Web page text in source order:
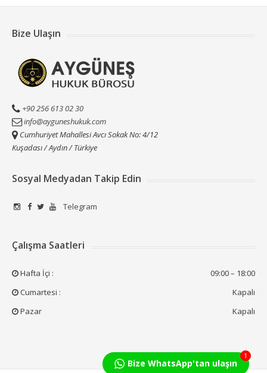
Bize Ulaşın
+90 256 613 02 30
info@ayguneshukuk.com
Cumhuriyet Mahallesi Avcı Sokak No: 4/12
Kuşadası / Aydın / Türkiye
Sosyal Medyadan Takip Edin
Telegram
Çalışma Saatleri
Hafta İçi :
09:00 – 18:00
Cumartesi :
Kapalı
Pazar
Kapalı
Bize WhatsApp'tan ulaşın
1